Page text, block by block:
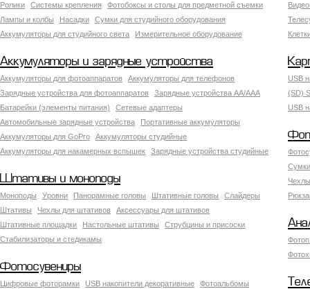
Ролики
Системы крепления
Фотобоксы и столы для предметной съемки
Лампы и колбы
Насадки
Сумки для студийного оборудования
Аккумуляторы для студийного света
Измерительное оборудование
Аккумуляторы и зарядные устройства
Аккумуляторы для фотоаппаратов
Аккумуляторы для телефонов
Зарядные устройства для фотоаппаратов
Зарядные устройства AA/AAA
Батарейки (элементы питания)
Сетевые адаптеры
Автомобильные зарядные устройства
Портативные аккумуляторы
Аккумуляторы для GoPro
Аккумуляторы студийные
Аккумуляторы для накамерных вспышек
Зарядные устройства студийные
USB
(SD)
USB
Штативы и моноподы
Моноподы Уровни Панорамные головы Штативные головы
Слайдеры
Штативы
Чехлы для штативов
Аксессуары для штативов
Штативные площадки
Настольные штативы
Струбцины и присоски
Стабилизаторы и стедикамы
Фотосувениры
Цифровые фоторамки USB накопители декоративные
Фотоальбомы